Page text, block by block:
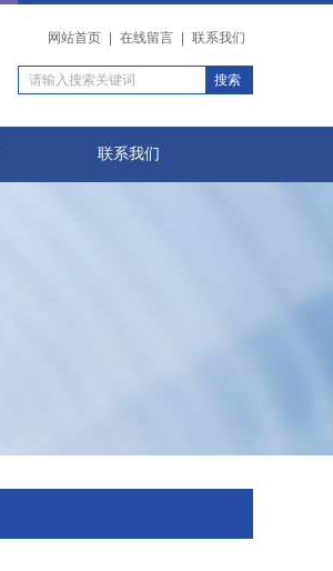
网站首页 在线留言 联系我们
联系我们